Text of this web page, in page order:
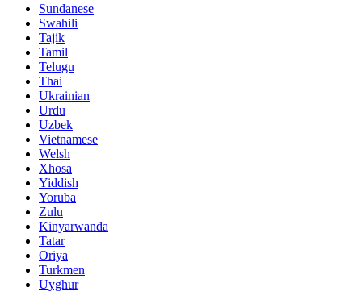
Sundanese
Swahili
Tajik
Tamil
Telugu
Thai
Ukrainian
Urdu
Uzbek
Vietnamese
Welsh
Xhosa
Yiddish
Yoruba
Zulu
Kinyarwanda
Tatar
Oriya
Turkmen
Uyghur